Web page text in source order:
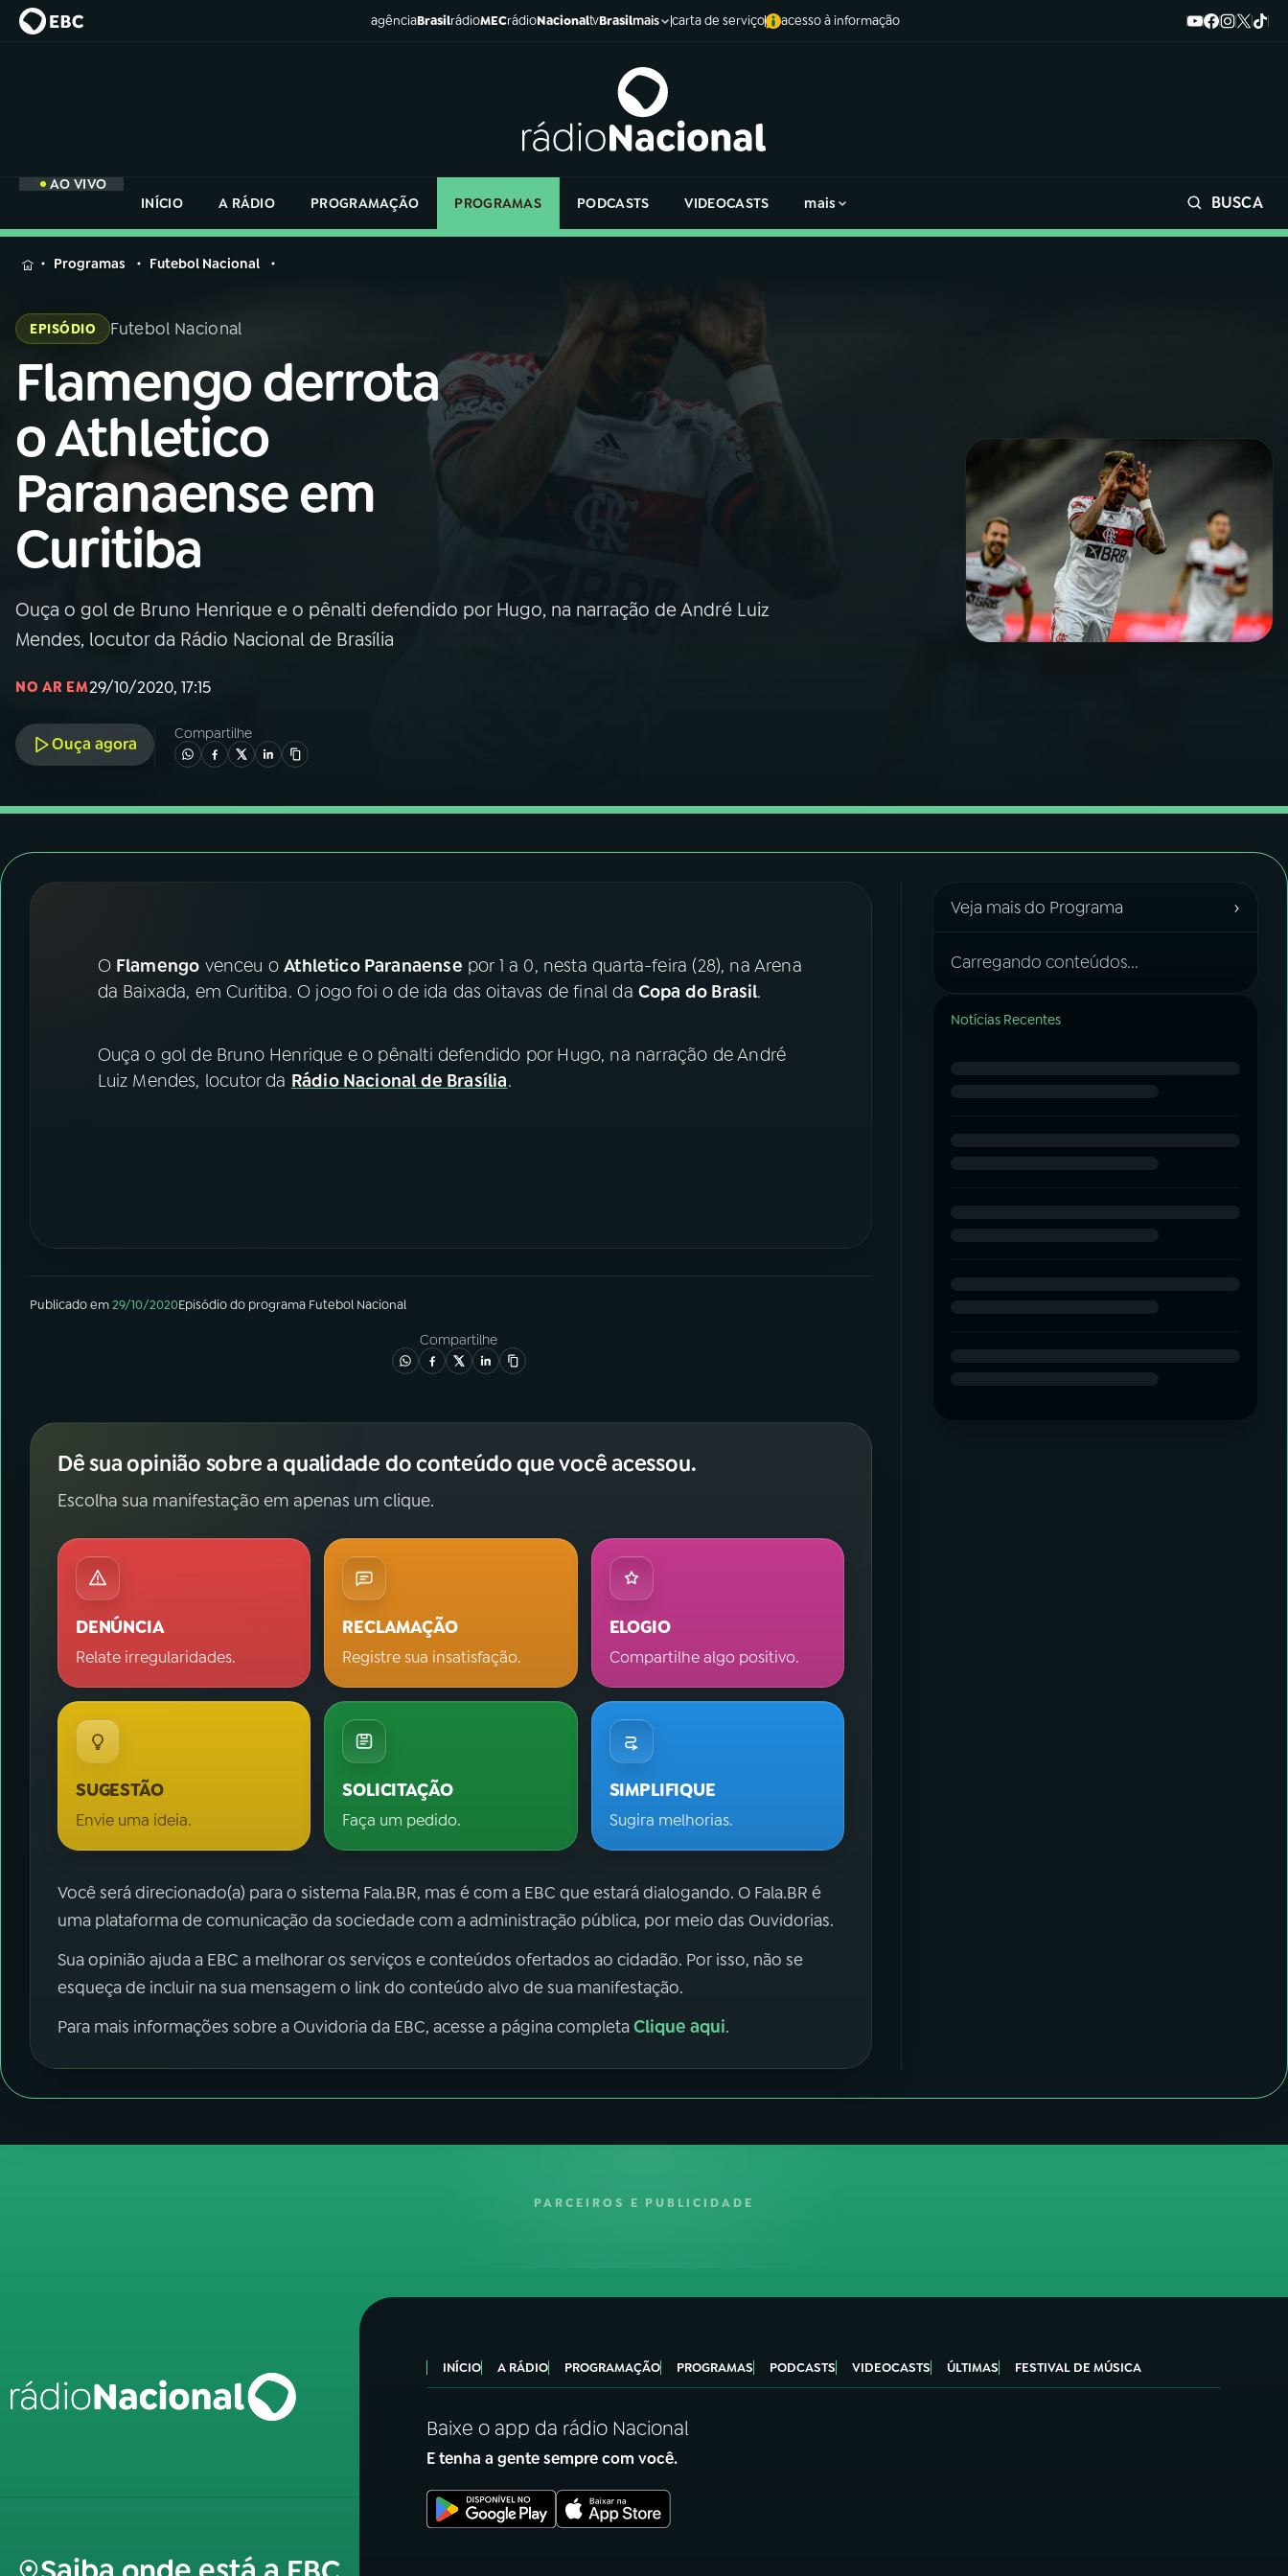
agênciaBrasilrádioMECrádioNacionaltvBrasilmais carta de serviço acesso à informação
AO VIVO
INÍCIO
A RÁDIO PROGRAMAÇÃO PROGRAMAS PODCASTS VIDEOCASTS mais BUSCA
MENU
Buscar
na
Rádio
Nacional
AO VIVO
01 INÍCIO
A RÁDIO
03PROGRAMAÇÃO
05 PODCASTS
ACOMPANHE A RÁDIO NACIONAL
Instagram X
na
Rádio
Programas Futebol Nacional
EPISÓDIO Futebol Nacional
Flamengo derrota
o Athletico
Paranaense em
Curitiba
Ouça o gol de Bruno Henrique e o pênalti defendido por Hugo, na narração de André Luiz
Mendes, locutor da Rádio Nacional de Brasília
NO AR EM29/10/2020, 17:15
Ouça agora
Compartilhe
O Flamengo venceu oAthletico Paranaense por 1 a 0, nesta quarta-feira (28), na Arena
da Baixada, em Curitiba. O jogo foi o de ida das oitavas de final da Copa do Brasil.
Ouça o gol de Bruno Henrique e o pênalti defendido por Hugo, na narração de André
Luiz Mendes, locutor da Rádio Nacional de Brasília.
Publicado em29/10/2020Episódiodo programa Futebol Nacional
Compartilhe
Dê sua opinião sobre a qualidade do conteúdo que você acessou.
Escolha sua manifestação em apenas um clique.
DENÚNCIA
Relate irregularidades.
RECLAMAÇÃO
Registre sua insatisfação.
ELOGIO
Compartilhe algo positivo.
SUGESTÃO
Envie uma ideia.
SOLICITAÇÃO
Faça um pedido.
SIMPLIFIQUE
Sugira melhorias.
Você será direcionado(a) para o sistema Fala.BR, mas é com a EBC que estará dialogando. O Fala.BR é
uma plataforma de comunicação da sociedade com a administração pública, por meio das Ouvidorias.
Sua opinião ajuda a EBC a melhorar os serviços e conteúdos ofertados ao cidadão. Por isso, não se
esqueça de incluir na sua mensagem o link do conteúdo alvo de sua manifestação.
Para mais informações sobre a Ouvidoria da EBC, acesse a página completaClique aqui.
Veja mais do Programa ›
Carregando conteúdos...
Notícias Recentes
PARCEIROS E PUBLICIDADE
INÍCIO A RÁDIO PROGRAMAÇÃO PROGRAMAS PODCASTS VIDEOCASTS ÚLTIMAS FESTIVAL DE MÚSICA
Baixe o app da rádio Nacional
E tenha a gente sempre com você.